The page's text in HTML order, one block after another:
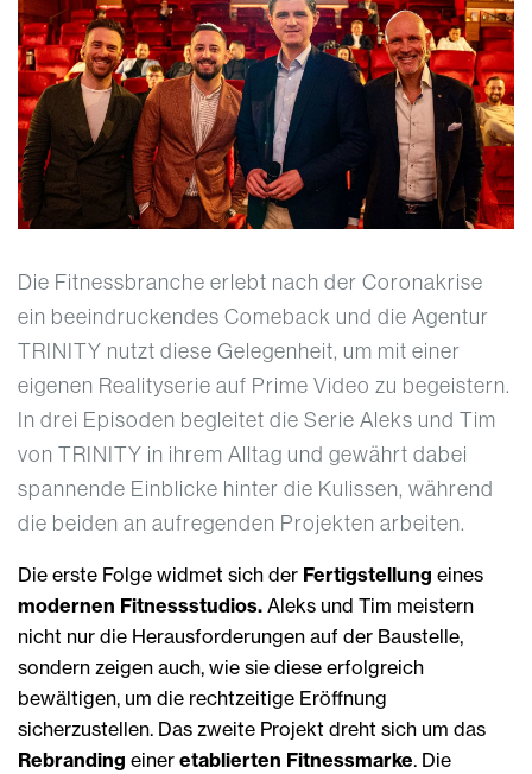
Die Fitnessbranche erlebt nach der Coronakrise
ein beeindruckendes Comeback und die Agentur
TRINITY nutzt diese Gelegenheit, um mit einer
eigenen Realityserie auf Prime Video zu begeistern.
In drei Episoden begleitet die Serie Aleks und Tim
von TRINITY in ihrem Alltag und gewährt dabei
spannende Einblicke hinter die Kulissen, während
die beiden an aufregenden Projekten arbeiten.
Die erste Folge widmet sich der Fertigstellung eines
modernen Fitnessstudios. Aleks und Tim meistern
nicht nur die Herausforderungen auf der Baustelle,
sondern zeigen auch, wie sie diese erfolgreich
bewältigen, um die rechtzeitige Eröffnung
sicherzustellen. Das zweite Projekt dreht sich um das
Rebranding einer etablierten Fitnessmarke. Die